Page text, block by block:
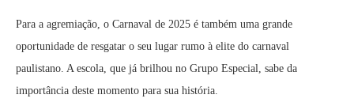
Para a agremiação, o Carnaval de 2025 é também uma grande
oportunidade de resgatar o seu lugar rumo à elite do carnaval
paulistano. A escola, que já brilhou no Grupo Especial, sabe da
importância deste momento para sua história.